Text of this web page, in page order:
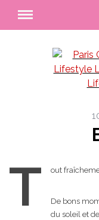
T out
De bons
du soleil et